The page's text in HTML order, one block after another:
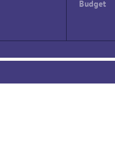
Budget